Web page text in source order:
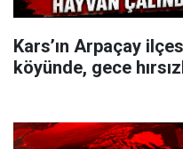
Kars’ın Arpaçay
köyünde, gece